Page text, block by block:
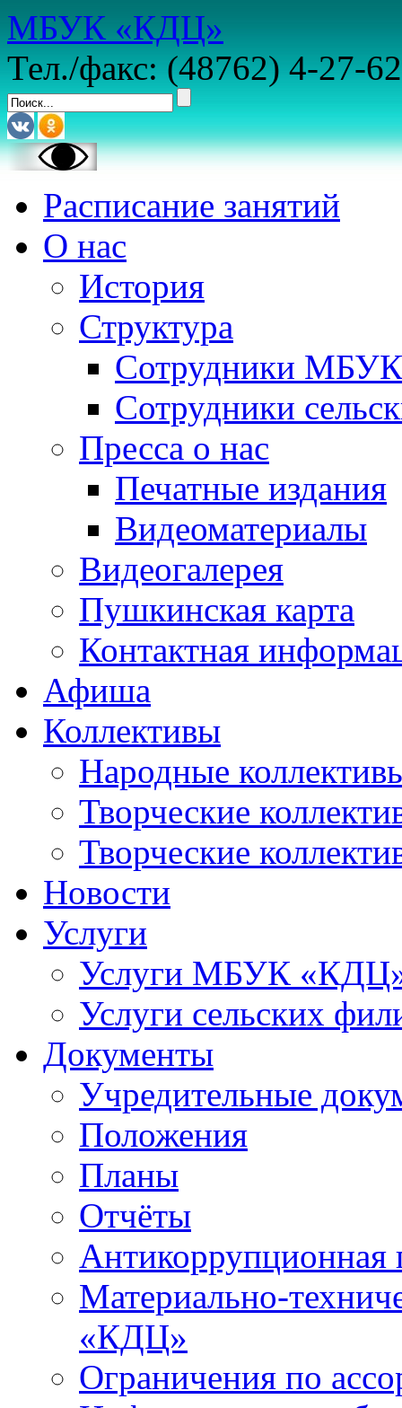
МБУК «КДЦ»
Тел./факс: (48762) 4-27-62
Расписание занятий
О нас
История
Структура
Сотрудники
Сотрудники
Пресса о нас
Печатные издания
Видеоматериалы
Видеогалерея
Пушкинская карта
Контактная
Афиша
Коллективы
Народные
Творческие
Творческие
Новости
Услуги
Услуги МБУК
Услуги сельских
Документы
Учредительные
Положения
Планы
Отчёты
Антикоррупционная
Материально-
«КДЦ»
Ограничения по